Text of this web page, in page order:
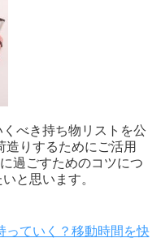
べき持ち物リストを公
造りするためにご活用
過ごすためのコツにつ
と思います。
っていく？移動時間を快